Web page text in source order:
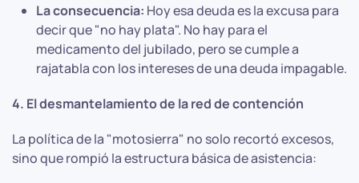
La consecuencia: Hoy esa deuda es la excusa para
decir que "no hay plata". No hay para el
medicamento del jubilado, pero se cumple a
rajatabla con los intereses de una deuda impagable.
4. El desmantelamiento de la red de contención
La política de la "motosierra" no solo recortó excesos,
sino que rompió la estructura básica de asistencia: